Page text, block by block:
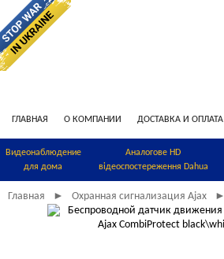
ГЛАВНАЯ О КОМПАНИИ ДОСТАВКА И ОПЛАТА
Видеонаблюдение
для дома
Аналогове HD
відеоспостереження Dahua
Главная ► Охранная сигнализация Ajax ►